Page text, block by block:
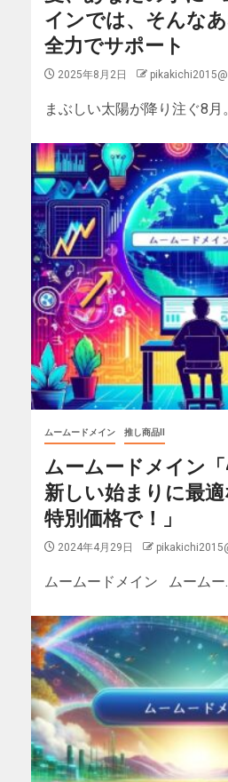
インでは、そんな
全力でサポート
2025年8月2日
まぶしい太陽が降り注ぐ8月
ムームードメイン 推し商品II
ムームードメイン「
新しい始まりに最
特別価格で！」
2024年4月29日
ムームードメイン ムームー